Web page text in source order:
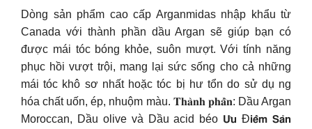
Dòng sản phẩm cao cấp Arganmidas nhập khẩu từ
Canada với thành phần dầu Argan sẽ giúp bạn có
được mái tóc bóng khỏe, suôn mượt. Với tính năng
phục hồi vượt trội, mang lại sức sống cho cả những
mái tóc khô sơ nhất hoặc tóc bị hư tổn do sử dụ ng
hóa chất uốn, ép, nhuộm màu. 𝐓𝐡𝐚̀𝐧𝐡 𝐩𝐡𝐚̂̀𝐧: Dầu Argan
Moroccan, Dầu olive và Dầu acid béo 𝗨̛𝘂 Đ𝗶𝗲̂̉𝗺 𝗦𝗮̉𝗻